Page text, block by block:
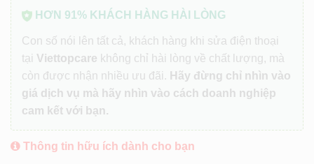
HƠN 91% KHÁCH HÀNG HÀI LÒNG
Con số nói lên tất cả, khách hàng khi sửa điện thoại
tại Viettopcare không chỉ hài lòng về chất lượng, mà
còn được nhận nhiều ưu đãi. Hãy đừng chỉ nhìn vào
giá dịch vụ mà hãy nhìn vào cách doanh nghiệp
cam kết với bạn.
Thông tin hữu ích dành cho bạn